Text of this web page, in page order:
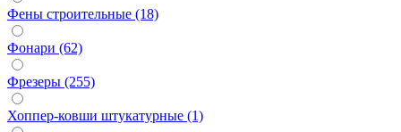
Фены строительные (18)
Фонари (62)
Фрезеры (255)
Хоппер-ковши штукатурные (1)